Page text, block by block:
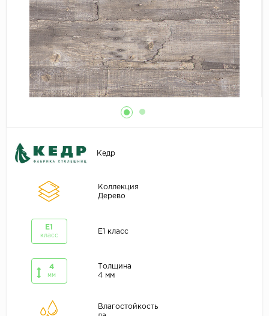
Кедр
Коллекция
Дерево
E1
класс
E1 класс
4
мм
Толщина
4 мм
Влагостойкость